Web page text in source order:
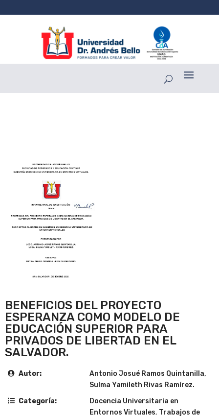
BENEFICIOS DEL PROYECTO
ESPERANZA COMO MODELO DE
EDUCACIÓN SUPERIOR PARA
PRIVADOS DE LIBERTAD EN EL
SALVADOR.
Autor:
Antonio Josué Ramos Quintanilla,
Sulma Yamileth Rivas Ramírez.
Categoría:
Docencia Universitaria en
Entornos Virtuales, Trabajos de